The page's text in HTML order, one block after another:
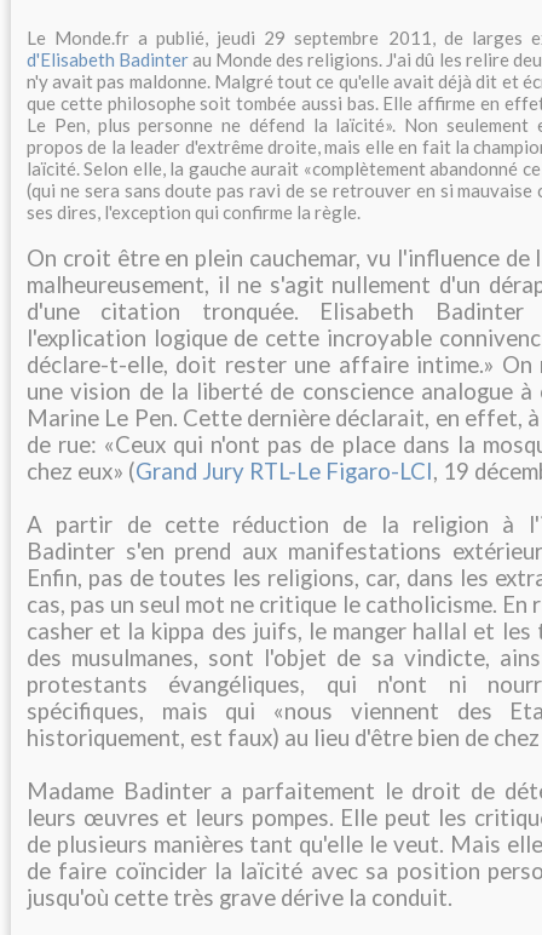
Le Monde.fr a publié, jeudi 29 septembre 2011, de larges
d'Elisabeth Badinterau Monde des religions. J'ai dû les relire
n'y avait pas maldonne. Malgré tout ce qu'elle avait déjà dit et
que cette philosophe soit tombée aussi bas. Elle affirme en
Le Pen, plus personne ne défend la laïcité». Non seulement
propos de la leader d'extrême droite, mais elle en fait la
laïcité. Selon elle, la gauche aurait «complètement abandonné
(qui ne sera sans doute pas ravi de se retrouver en si mauvaise
ses dires, l'exception qui confirme la règle.
On croit être en plein cauchemar, vu l'influence de
malheureusement, il ne s'agit nullement d'un
d'une citation tronquée. Elisabeth Badinter
l'explication logique de cette incroyable
déclare-t-elle, doit rester une affaire intime.»
une vision de la liberté de conscience analogue à
Marine Le Pen. Cette dernière déclarait, en effet,
de rue: «Ceux qui n'ont pas de place dans la
chez eux» (Grand Jury RTL-Le Figaro-LCI, 19
A partir de cette réduction de la religion à
Badinter s'en prend aux manifestations
Enfin, pas de toutes les religions, car, dans les
cas, pas un seul mot ne critique le catholicisme. En
casher et la kippa des juifs, le manger hallal et
des musulmanes, sont l'objet de sa vindicte,
protestants évangéliques, qui n'ont ni
spécifiques, mais qui «nous viennent des
historiquement, est faux) au lieu d'être bien de
Madame Badinter a parfaitement le droit de
leurs œuvres et leurs pompes. Elle peut les
de plusieurs manières tant qu'elle le veut. Mais
de faire coïncider la laïcité avec sa position
jusqu'où cette très grave dérive la conduit.